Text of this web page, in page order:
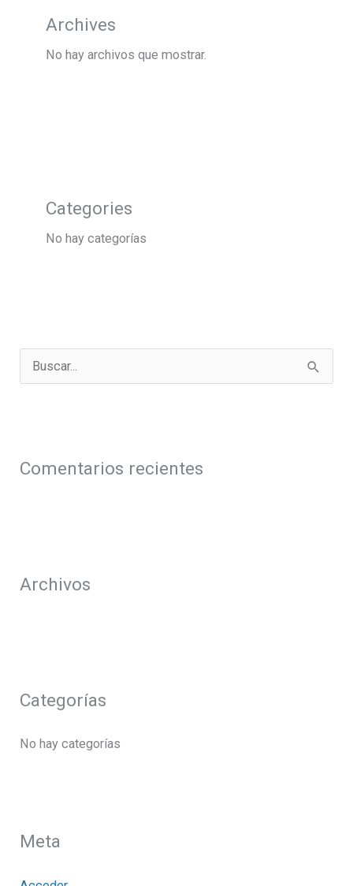
Archives
No hay archivos que mostrar.
Categories
No hay categorías
u
a
:
Comentarios recientes
Archivos
Categorías
No hay categorías
Meta